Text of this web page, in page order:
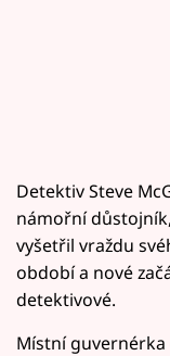
Detektiv Steve
námořní
vyšetřil vraždu
období a nové
detektivové.
Místní guvernérka